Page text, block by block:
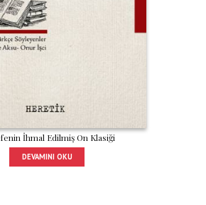
İhmal Edilmiş On Klasiği
DEVAMINI OKU